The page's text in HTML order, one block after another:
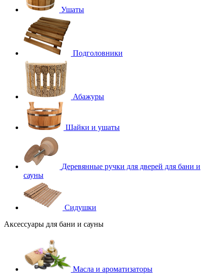
Ушаты
Подголовники
Абажуры
Шайки и ушаты
Деревянные ручки для дверей для бани и
сауны
Сидушки
Аксессуары для бани и сауны
Масла и ароматизаторы